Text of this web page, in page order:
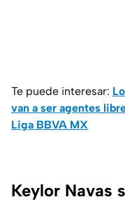
Te puede interesar:
van a ser agentes
Liga BBVA MX
Keylor Navas